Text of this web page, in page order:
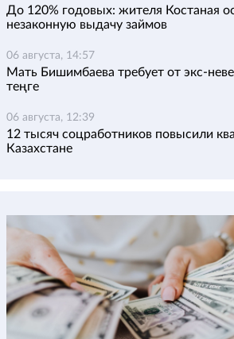
До 120% годовых: жителя Костаная
незаконную выдачу займов
06 августа, 14:57
Мать Бишимбаева требует от экс-
теңге
06 августа, 12:39
12 тысяч соцработников повысили
Казахстане